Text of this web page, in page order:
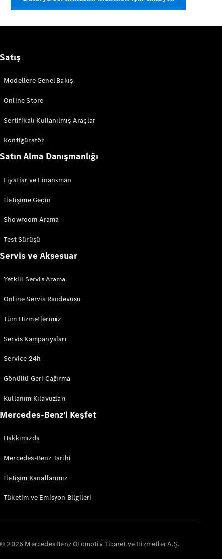
Panelvan
Konfigüratör
Online
Vito
Vito
Vito Mixto
Vito Tourer
Konfigüratör
Online
eSprinter
eSprinter
Elektrik
Konfigüratör
Online
Konfigüratör
Satış
Modellere Genel Bakış
Online Store
Sertifikalı Kullanılmış Araçlar
Konfigüratör
Satın Alma Danışmanlığı
Fiyatlar ve Finansman
İletişime Geçin
Showroom Arama
Test Sürüşü
Servis ve Aksesuar
Yetkili Servis Arama
Online Servis Randevusu
Tüm Hizmetlerimiz
Servis Kampanyaları
Service 24h
Gönüllü Geri Çağırma
Kullanım Kılavuzları
Mercedes-Benz'i Keşfet
Hakkımızda
Mercedes-Benz Tarihi
İletişim Kanallarımız
Tüketim ve Emisyon Bilgileri
© 2026 Mercedes Benz Otomotiv Ticaret ve Hizmetler A.Ş.